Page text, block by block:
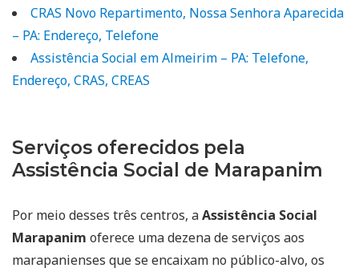
CRAS Novo Repartimento, Nossa Senhora Aparecida
– PA: Endereço, Telefone
Assistência Social em Almeirim – PA: Telefone,
Endereço, CRAS, CREAS
Serviços oferecidos pela
Assistência Social de Marapanim
Por meio desses três centros, aAssistência Social
Marapanim oferece uma dezena de serviços aos
marapanienses que se encaixam no público-alvo, os